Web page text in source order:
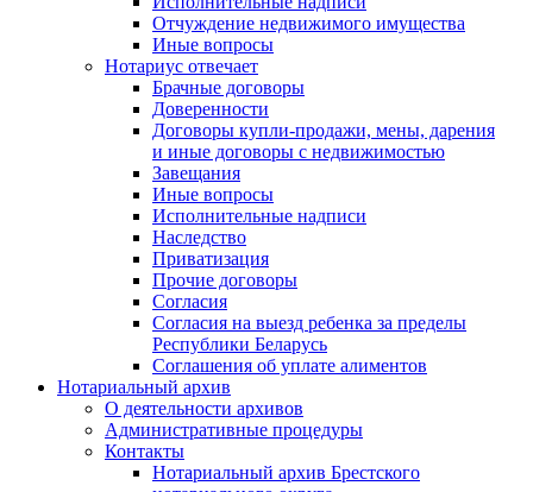
Отчуждение недвижимого имущества
Иные вопросы
Нотариус отвечает
Брачные договоры
Доверенности
Договоры купли-продажи, мены, дарения
и иные договоры с недвижимостью
Завещания
Иные вопросы
Исполнительные надписи
Наследство
Приватизация
Прочие договоры
Согласия
Согласия на выезд ребенка за пределы
Республики Беларусь
Соглашения об уплате алиментов
Нотариальный архив
О деятельности архивов
Административные процедуры
Контакты
Нотариальный архив Брестского